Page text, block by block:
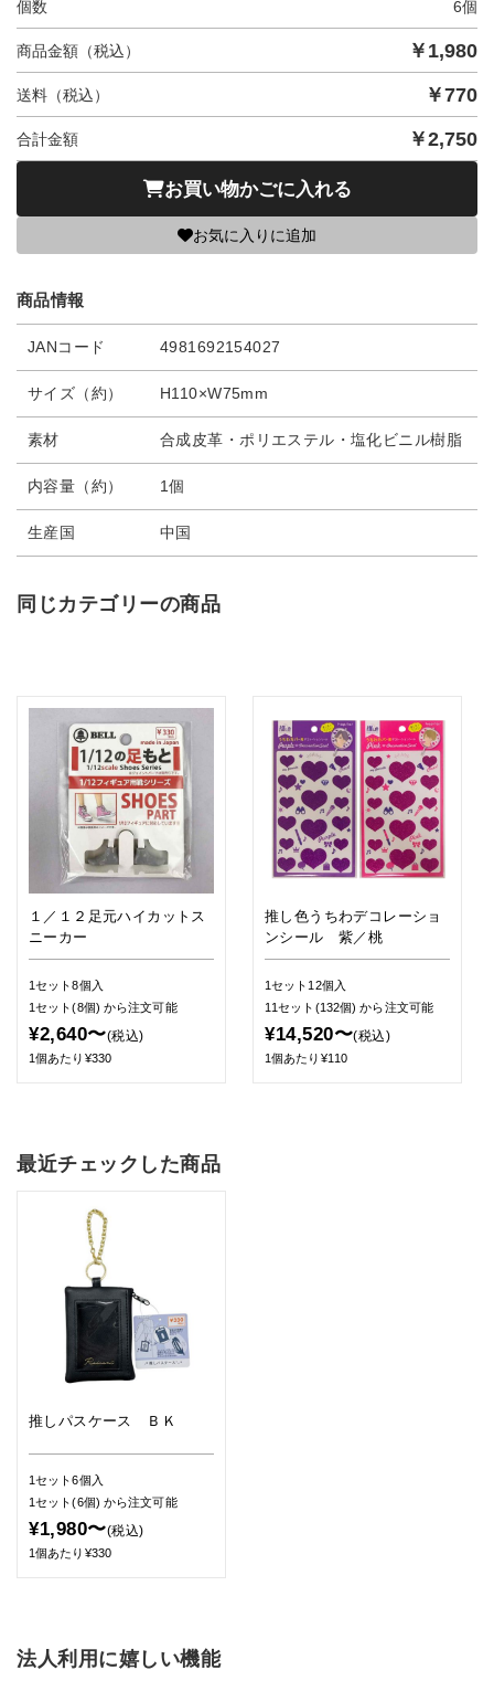
個数 6個
商品金額（税込） ￥ 1,980
送料（税込） ￥770
合計金額 ￥2,750
お買い物かごに入れる
お気に入りに追加
商品情報
JANコード 4981692154027
サイズ（約） H110×W75mm
素材 合成皮革・ポリエステル・塩化ビニル樹脂
内容量（約） 1個
生産国 中国
同じカテゴリーの商品
１／１２足元ハイカットス
ニーカー
1セット8個入
1セット(8個) から注文可能
¥2,640〜(税込)
1個あたり¥330
推し色うちわデコレーショ
ンシール 紫／桃
1セット12個入
11セット(132個)から注文可能
¥14,520〜(税込)
1個あたり¥110
最近チェックした商品
推しパスケース ＢＫ
1セット6個入
1セット(6個) から注文可能
¥1,980〜(税込)
1個あたり¥330
法人利用に嬉しい機能